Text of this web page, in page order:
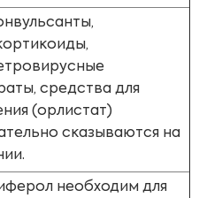
средства для
(орлистат)
сказываются на
необходим для